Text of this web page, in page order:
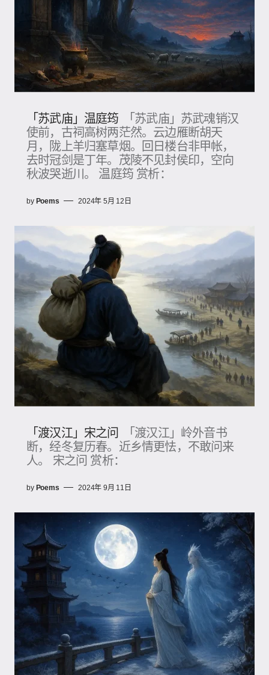
「苏武庙」温庭筠
「苏武庙」苏武魂销汉
使前，古祠高树两茫然。云边雁断胡天
月，陇上羊归塞草烟。回日楼台非甲帐，
去时冠剑是丁年。茂陵不见封侯印，空向
秋波哭逝川。 温庭筠 赏析：
by Poems 2024年 5月 12日
「渡汉江」宋之问
「渡汉江」岭外音书
断，经冬复历春。近乡情更怯，不敢问来
人。 宋之问 赏析：
by Poems 2024年 9月 11日